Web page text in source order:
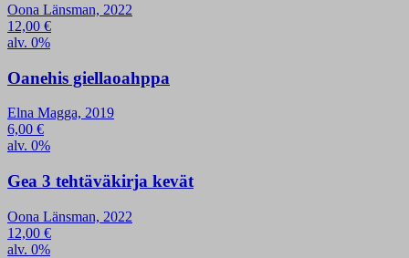
Oona Länsman, 2022
12,00 €
alv. 0%
Oanehis giellaoahppa
Elna Magga, 2019
6,00 €
alv. 0%
Gea 3 tehtäväkirja kevät
Oona Länsman, 2022
12,00 €
alv. 0%